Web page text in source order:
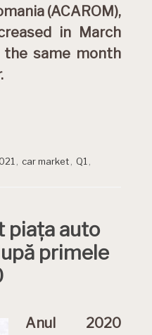
(ACAROM),
in March
the same month
car market Q1
piața auto
primele
Anul 2020